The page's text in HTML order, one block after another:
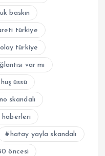
baskın
türkiye
türkiye
var mı
üssü
skandalı
haberleri
hatay yayla skandalı
öncesi